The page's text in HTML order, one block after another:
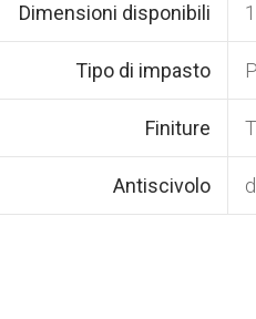
Dimensioni disponibili
Tipo di impasto
Finiture
Antiscivolo